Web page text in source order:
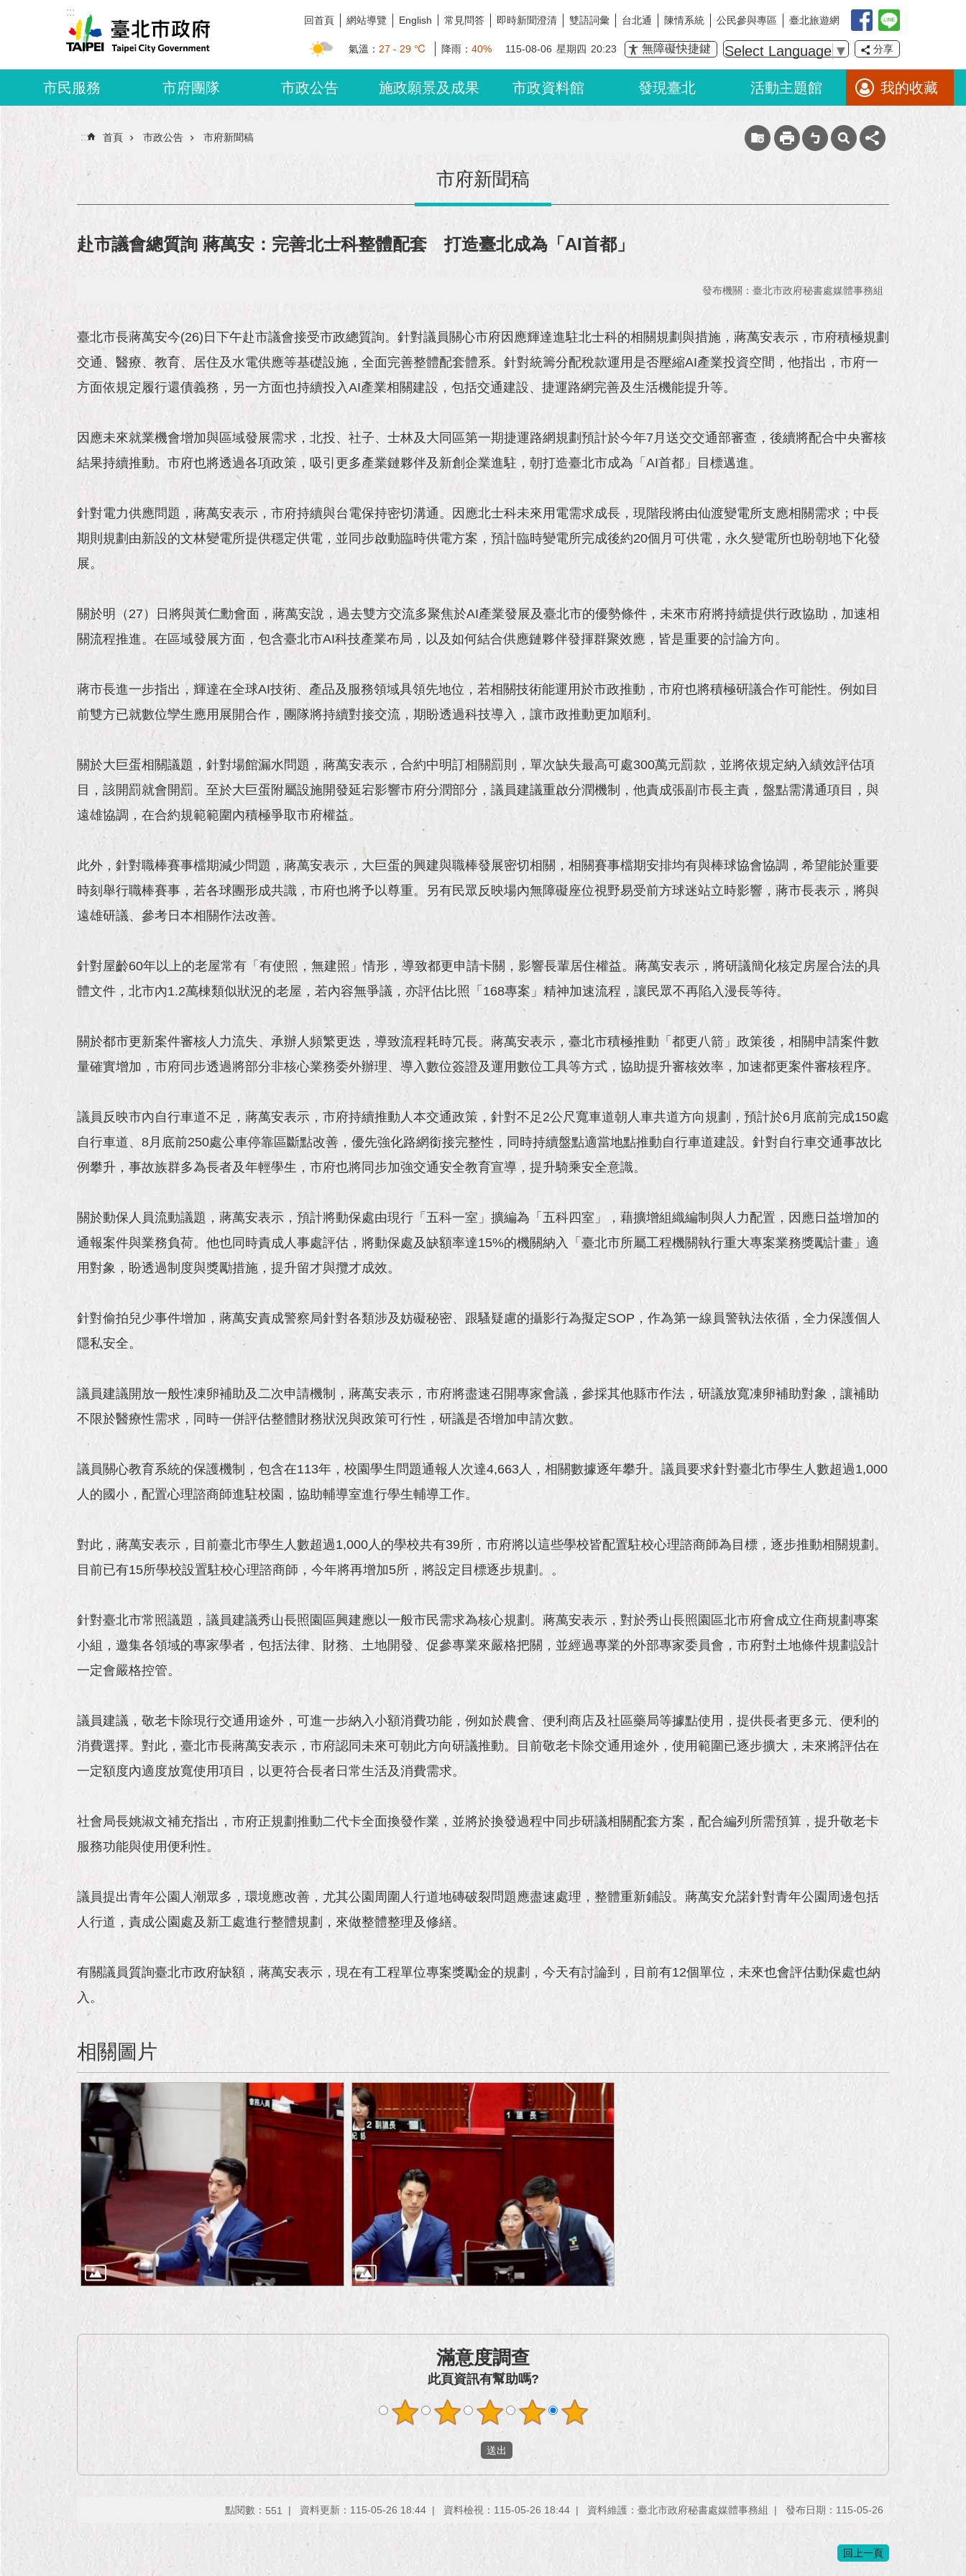
跳到主要內容區塊
:::
回首頁 網站導覽 English 常見問答 即時新聞澄清 雙語詞彙 台北通 陳情系統 公民參與專區 臺北旅遊網
氣溫： 27 - 29 ℃ 降雨： 40% 115-08-06 星期四 20:23 無障礙快捷鍵 Select Language ▼ 分享
市民服務 市府團隊 市政公告 施政願景及成果 市政資料館 發現臺北 活動主題館 我的收藏
::: 首頁 市政公告 市府新聞稿
市府新聞稿
赴市議會總質詢 蔣萬安：完善北士科整體配套 打造臺北成為「AI首都」
發布機關：臺北市政府秘書處媒體事務組
臺北市長蔣萬安今(26)日下午赴市議會接受市政總質詢。針對議員關心市府因應輝達進駐北士科的相關規劃與措施，蔣萬安表示，市府積極規劃
交通、醫療、教育、居住及水電供應等基礎設施，全面完善整體配套體系。針對統籌分配稅款運用是否壓縮AI產業投資空間，他指出，市府一
方面依規定履行還債義務，另一方面也持續投入AI產業相關建設，包括交通建設、捷運路網完善及生活機能提升等。
因應未來就業機會增加與區域發展需求，北投、社子、士林及大同區第一期捷運路網規劃預計於今年7月送交交通部審查，後續將配合中央審核
結果持續推動。市府也將透過各項政策，吸引更多產業鏈夥伴及新創企業進駐，朝打造臺北市成為「AI首都」目標邁進。
針對電力供應問題，蔣萬安表示，市府持續與台電保持密切溝通。因應北士科未來用電需求成長，現階段將由仙渡變電所支應相關需求；中長
期則規劃由新設的文林變電所提供穩定供電，並同步啟動臨時供電方案，預計臨時變電所完成後約20個月可供電，永久變電所也盼朝地下化發
展。
關於明（27）日將與黃仁勳會面，蔣萬安說，過去雙方交流多聚焦於AI產業發展及臺北市的優勢條件，未來市府將持續提供行政協助，加速相
關流程推進。在區域發展方面，包含臺北市AI科技產業布局，以及如何結合供應鏈夥伴發揮群聚效應，皆是重要的討論方向。
蔣市長進一步指出，輝達在全球AI技術、產品及服務領域具領先地位，若相關技術能運用於市政推動，市府也將積極研議合作可能性。例如目
前雙方已就數位孿生應用展開合作，團隊將持續對接交流，期盼透過科技導入，讓市政推動更加順利。
關於大巨蛋相關議題，針對場館漏水問題，蔣萬安表示，合約中明訂相關罰則，單次缺失最高可處300萬元罰款，並將依規定納入績效評估項
目，該開罰就會開罰。至於大巨蛋附屬設施開發延宕影響市府分潤部分，議員建議重啟分潤機制，他責成張副市長主責，盤點需溝通項目，與
遠雄協調，在合約規範範圍內積極爭取市府權益。
此外，針對職棒賽事檔期減少問題，蔣萬安表示，大巨蛋的興建與職棒發展密切相關，相關賽事檔期安排均有與棒球協會協調，希望能於重要
時刻舉行職棒賽事，若各球團形成共識，市府也將予以尊重。另有民眾反映場內無障礙座位視野易受前方球迷站立時影響，蔣市長表示，將與
遠雄研議、參考日本相關作法改善。
針對屋齡60年以上的老屋常有「有使照，無建照」情形，導致都更申請卡關，影響長輩居住權益。蔣萬安表示，將研議簡化核定房屋合法的具
體文件，北市內1.2萬棟類似狀況的老屋，若內容無爭議，亦評估比照「168專案」精神加速流程，讓民眾不再陷入漫長等待。
關於都市更新案件審核人力流失、承辦人頻繁更迭，導致流程耗時冗長。蔣萬安表示，臺北市積極推動「都更八箭」政策後，相關申請案件數
量確實增加，市府同步透過將部分非核心業務委外辦理、導入數位簽證及運用數位工具等方式，協助提升審核效率，加速都更案件審核程序。
議員反映市內自行車道不足，蔣萬安表示，市府持續推動人本交通政策，針對不足2公尺寬車道朝人車共道方向規劃，預計於6月底前完成150處
自行車道、8月底前250處公車停靠區斷點改善，優先強化路網銜接完整性，同時持續盤點適當地點推動自行車道建設。針對自行車交通事故比
例攀升，事故族群多為長者及年輕學生，市府也將同步加強交通安全教育宣導，提升騎乘安全意識。
關於動保人員流動議題，蔣萬安表示，預計將動保處由現行「五科一室」擴編為「五科四室」，藉擴增組織編制與人力配置，因應日益增加的
通報案件與業務負荷。他也同時責成人事處評估，將動保處及缺額率達15%的機關納入「臺北市所屬工程機關執行重大專案業務獎勵計畫」適
用對象，盼透過制度與獎勵措施，提升留才與攬才成效。
針對偷拍兒少事件增加，蔣萬安責成警察局針對各類涉及妨礙秘密、跟騷疑慮的攝影行為擬定SOP，作為第一線員警執法依循，全力保護個人
隱私安全。
議員建議開放一般性凍卵補助及二次申請機制，蔣萬安表示，市府將盡速召開專家會議，參採其他縣市作法，研議放寬凍卵補助對象，讓補助
不限於醫療性需求，同時一併評估整體財務狀況與政策可行性，研議是否增加申請次數。
議員關心教育系統的保護機制，包含在113年，校園學生問題通報人次達4,663人，相關數據逐年攀升。議員要求針對臺北市學生人數超過1,000
人的國小，配置心理諮商師進駐校園，協助輔導室進行學生輔導工作。
對此，蔣萬安表示，目前臺北市學生人數超過1,000人的學校共有39所，市府將以這些學校皆配置駐校心理諮商師為目標，逐步推動相關規劃。
目前已有15所學校設置駐校心理諮商師，今年將再增加5所，將設定目標逐步規劃。。
針對臺北市常照議題，議員建議秀山長照園區興建應以一般市民需求為核心規劃。蔣萬安表示，對於秀山長照園區北市府會成立住商規劃專案
小組，邀集各領域的專家學者，包括法律、財務、土地開發、促參專業來嚴格把關，並經過專業的外部專家委員會，市府對土地條件規劃設計
一定會嚴格控管。
議員建議，敬老卡除現行交通用途外，可進一步納入小額消費功能，例如於農會、便利商店及社區藥局等據點使用，提供長者更多元、便利的
消費選擇。對此，臺北市長蔣萬安表示，市府認同未來可朝此方向研議推動。目前敬老卡除交通用途外，使用範圍已逐步擴大，未來將評估在
一定額度內適度放寬使用項目，以更符合長者日常生活及消費需求。
社會局長姚淑文補充指出，市府正規劃推動二代卡全面換發作業，並將於換發過程中同步研議相關配套方案，配合編列所需預算，提升敬老卡
服務功能與使用便利性。
議員提出青年公園人潮眾多，環境應改善，尤其公園周圍人行道地磚破裂問題應盡速處理，整體重新鋪設。蔣萬安允諾針對青年公園周邊包括
人行道，責成公園處及新工處進行整體規劃，來做整體整理及修繕。
有關議員質詢臺北市政府缺額，蔣萬安表示，現在有工程單位專案獎勵金的規劃，今天有討論到，目前有12個單位，未來也會評估動保處也納
入。
相關圖片
滿意度調查
此頁資訊有幫助嗎?
點閱數： 551 資料更新：115-05-26 18:44 資料檢視：115-05-26 18:44 資料維護：臺北市政府秘書處媒體事務組 發布日期：115-05-26
回上一頁